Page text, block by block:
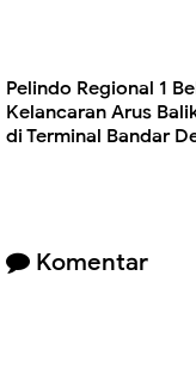
Pelindo Regional 1
Kelancaran Arus
di Terminal Bandar
Komentar